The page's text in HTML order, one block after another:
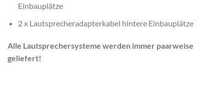
Einbauplätze
2 x Lautsprecheradapterkabel hintere Einbauplätze
Alle Lautsprechersysteme werden immer paarweise
geliefert!